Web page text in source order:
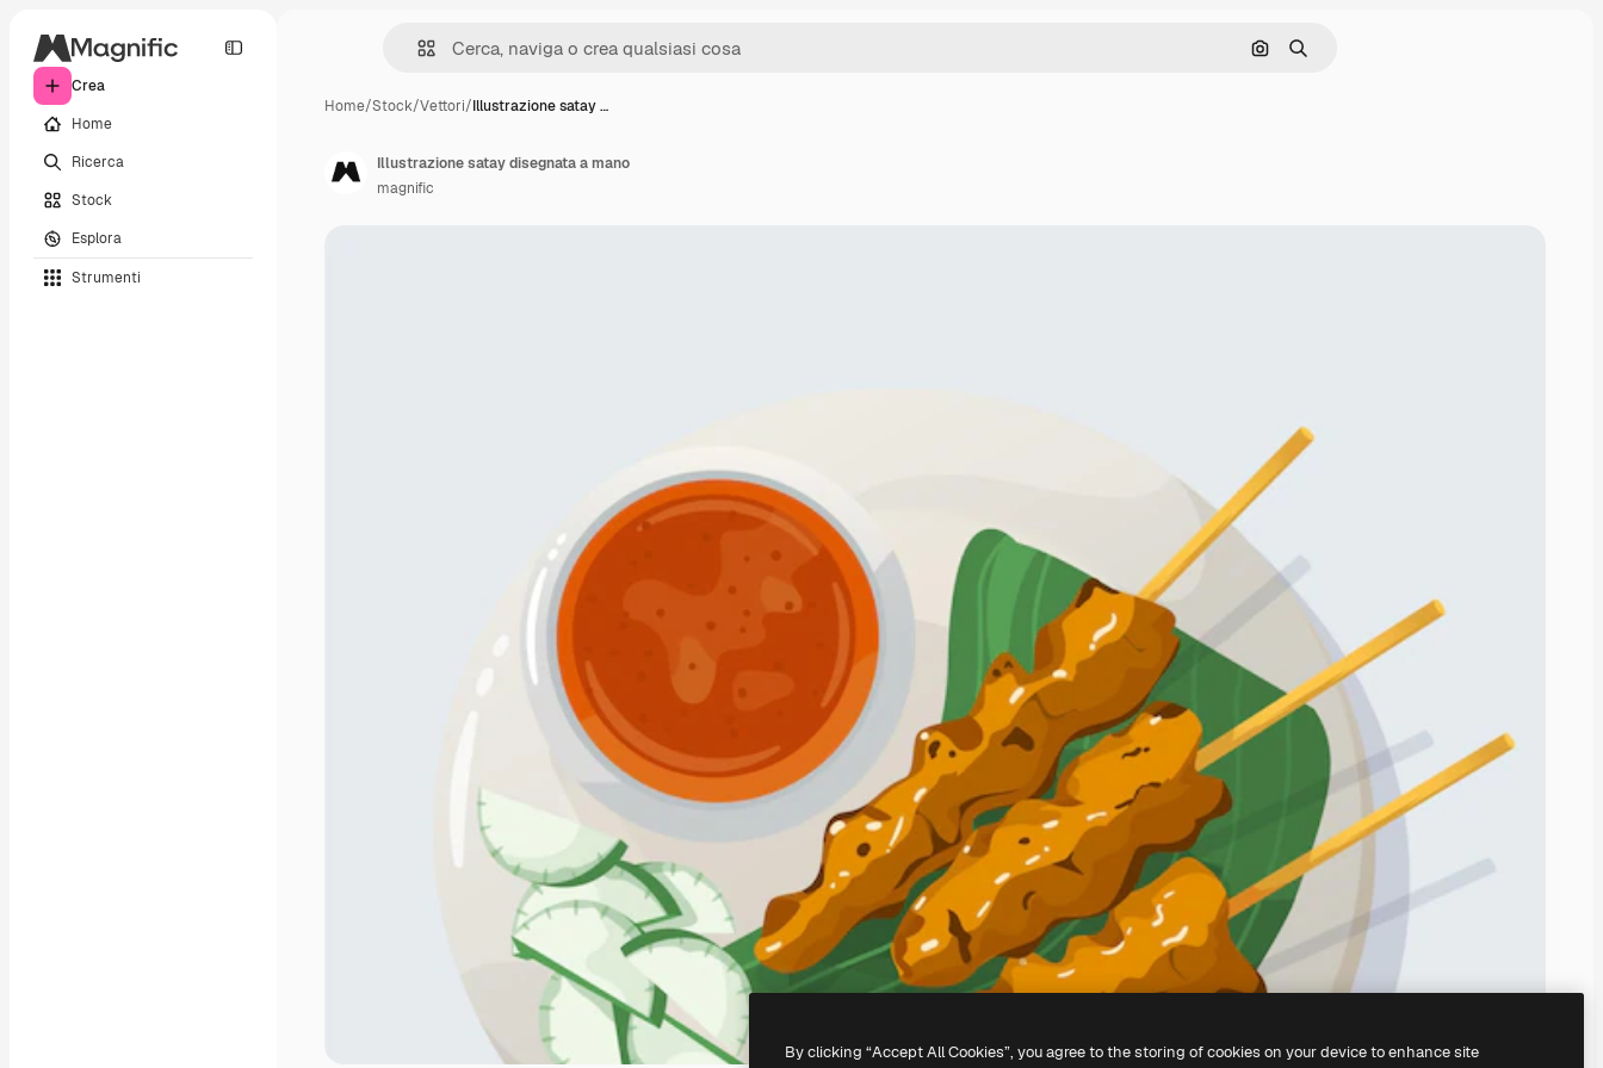
Crea
Home
Ricerca
Stock
Esplora
Strumenti
Cerca per immagine
Ricerca
Home/Stock/Vettori/Illustrazione satay …
Illustrazione satay disegnata a mano
magnific
By clicking “Accept All Cookies”, you agree to the storing of cookies on your device to enhance site